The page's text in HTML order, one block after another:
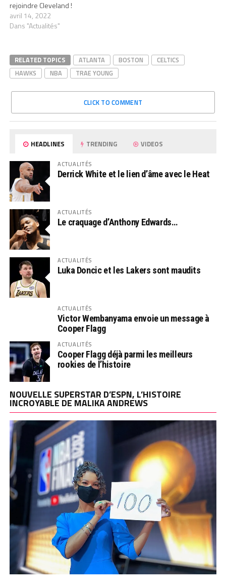
rejoindre Cleveland !
avril 14, 2022
Dans "Actualités"
RELATED TOPICS ATLANTA BOSTON
CELTICS
HAWKS
NBA TRAE YOUNG
CLICK TO COMMENT
HEADLINES TRENDING VIDEOS
ACTUALITÉS
Derrick White et le lien d’âme avec le Heat
ACTUALITÉS
Le craquage d’Anthony Edwards…
ACTUALITÉS
Luka Doncic et les Lakers sont maudits
ACTUALITÉS
Victor Wembanyama envoie un message à
Cooper Flagg
ACTUALITÉS
Cooper Flagg déjà parmi les meilleurs
rookies de l’histoire
NOUVELLE SUPERSTAR D’ESPN, L’HISTOIRE
INCROYABLE DE MALIKA ANDREWS